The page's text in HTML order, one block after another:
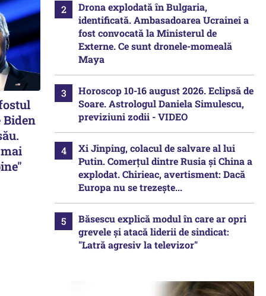
Biden
Drona explodată în Bulgaria,
identificată. Ambasadoarea Ucrainei a
fost convocată la Ministerul de
Externe. Ce sunt dronele-momeală
Maya
Horoscop 10-16 august 2026. Eclipsă de
Soare. Astrologul Daniela Simulescu,
previziuni zodii - VIDEO
Xi Jinping, colacul de salvare al lui
Putin. Comerțul dintre Rusia și China a
explodat. Chirieac, avertisment: Dacă
Europa nu se trezește...
Băsescu explică modul în care ar opri
grevele și atacă liderii de sindicat:
"Latră agresiv la televizor"